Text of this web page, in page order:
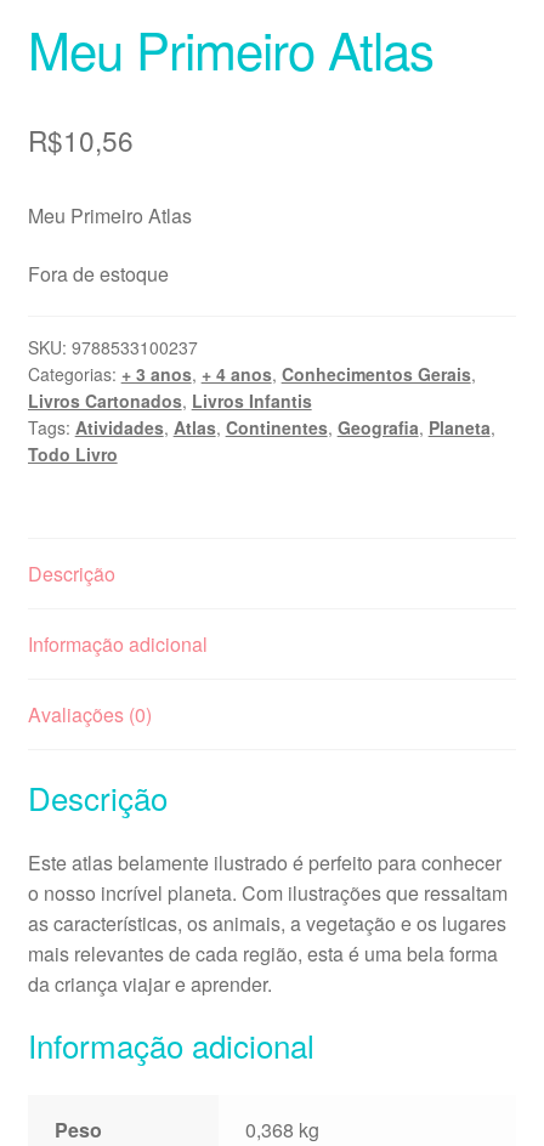
Meu Primeiro Atlas
R$10,56
Meu Primeiro Atlas
Fora de estoque
SKU: 9788533100237
Categorias: + 3 anos, + 4 anos, Conhecimentos Gerais,
Livros Cartonados, Livros Infantis
Tags: Atividades, Atlas, Continentes, Geografia, Planeta,
Todo Livro
Descrição
Informação adicional
Avaliações (0)
Descrição
Este atlas belamente ilustrado é perfeito para conhecer
o nosso incrível planeta. Com ilustrações que ressaltam
as características, os animais, a vegetação e os lugares
mais relevantes de cada região, esta é uma bela forma
da criança viajar e aprender.
Informação adicional
Peso 0,368 kg